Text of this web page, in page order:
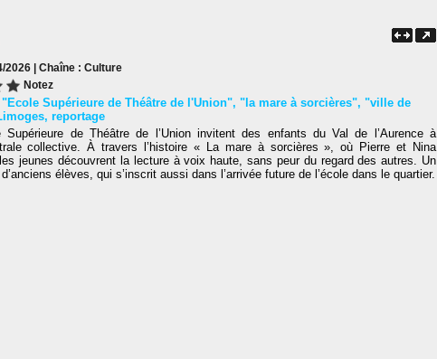
2026 | Chaîne : Culture
Notez
"Ecole Supérieure de Théâtre de l'Union", "la mare à sorcières", "ville de
, reportage
Supérieure de Théâtre de l’Union invitent des enfants du Val de l’Aurence à
collective. À travers l’histoire « La mare à sorcières », où Pierre et Nina
jeunes découvrent la lecture à voix haute, sans peur du regard des autres. Un
élèves, qui s’inscrit aussi dans l’arrivée future de l’école dans le quartier.